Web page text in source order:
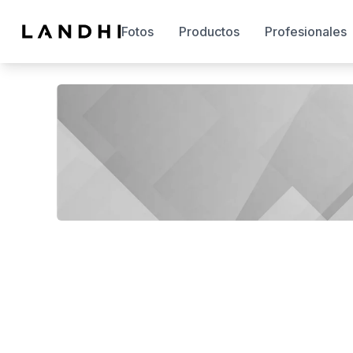
Fotos Productos Profesionales